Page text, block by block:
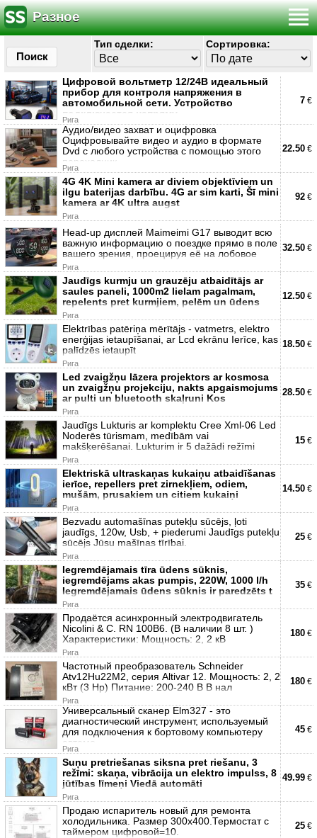
Разное
Поиск
Тип сделки: Сортировка:
Цифровой вольтметр 12/24В идеальный
прибор для контроля напряжения в
автомобильной сети. Устройство
подключается напряму
Рига
7 €
Аудио/видео захват и оцифровка
Оцифровывайте видео и аудио в формате
Dvd с любого устройства с помощью этого
переходник
Рига
22.50 €
4G 4K Mini kamera ar diviem objektīviem un
ilgu baterijas darbību. 4G ar sim karti, Šī mini
kamera ar 4K ultra augst
Рига
92 €
Head-up дисплей Maimeimi G17 выводит всю
важную информацию о поездке прямо в поле
вашего зрения, проецируя её на лобовое
Рига
32.50 €
Jaudīgs kurmju un grauzēju atbaidītājs ar
saules paneli, 1000m2 lielam pagalmam,
repelents pret kurmjiem, pelēm un ūdens
Рига
12.50 €
Elektrības patēriņa mērītājs - vatmetrs, elektro
enerģijas ietaupīšanai, ar Lcd ekrānu Ierīce, kas
palīdzēs ietaupīt
Рига
18.50 €
Led zvaigžņu lāzera projektors ar kosmosa
un zvaigžņu projekciju, nakts apgaismojums
ar pulti un bluetooth skaļruni Kos
Рига
28.50 €
Jaudīgs Lukturis ar komplektu Cree Xml-06 Led
Noderēs tūrismam, medībām vai
makšķerēšanai. Lukturim ir 5 dažādi režīmi
Рига
15 €
Elektriskā ultraskaņas kukaiņu atbaidīšanas
ierīce, repellers pret zirnekļiem, odiem,
mušām, prusakiem un citiem kukaiņi
Рига
14.50 €
Bezvadu automašīnas putekļu sūcējs, ļoti
jaudīgs, 120w, Usb, + piederumi Jaudīgs putekļu
sūcējs Jūsu mašīnas tīrībai.
Рига
25 €
Iegremdējamais tīra ūdens sūknis,
iegremdējams akas pumpis, 220W, 1000 l/h
Iegremdējamais ūdens sūknis ir paredzēts t
Рига
35 €
Продаётся асинхронный электродвигатель
Nicolini & C. RN 100B6. (В наличии 8 шт. )
Характеристики: Мощность: 2, 2 кВ
Рига
180 €
Частотный преобразователь Schneider
Atv12Hu22M2, серия Altivar 12. Мощность: 2, 2
кВт (3 Нр) Питание: 200-240 В В нал
Рига
180 €
Универсальный сканер Elm327 - это
диагностический инструмент, используемый
для подключения к бортовому компьютеру
автомо
Рига
45 €
Suņu pretriešanas siksna pret riešanu, 3
režīmi: skaņa, vibrācija un elektro impulss, 8
jūtības līmeņi Viedā automāti
Рига
49.99 €
Продаю испаритель новый для ремонта
холодильника. Размер 300х400.Термостат с
таймером цифровой=10.
25 €